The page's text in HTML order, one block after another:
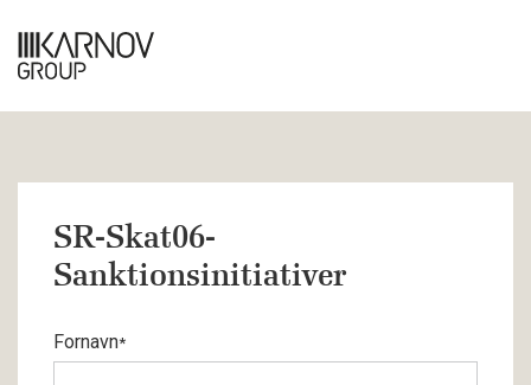
SR-Skat06-
Sanktionsinitiativer
Fornavn*